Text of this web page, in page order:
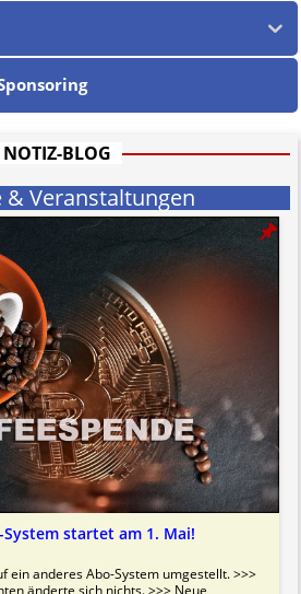
NOTIZ-BLOG
& Veranstaltungen
System startet am 1. Mai!
ein anderes Abo-System umgestellt. >>>
änderte sich nichts. >>> Neue